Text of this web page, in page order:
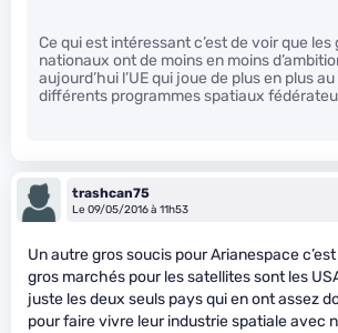
Ce qui est intéressant c’est de voir que
nationaux ont de moins en moins
aujourd’hui l’UE qui joue de plus en plus
différents programmes spatiaux
trashcan75
Le 09/05/2016 à 11h53
Un autre gros soucis pour Arianespace
gros marchés pour les satellites sont les
juste les deux seuls pays qui en ont assez
pour faire vivre leur industrie spatiale avec